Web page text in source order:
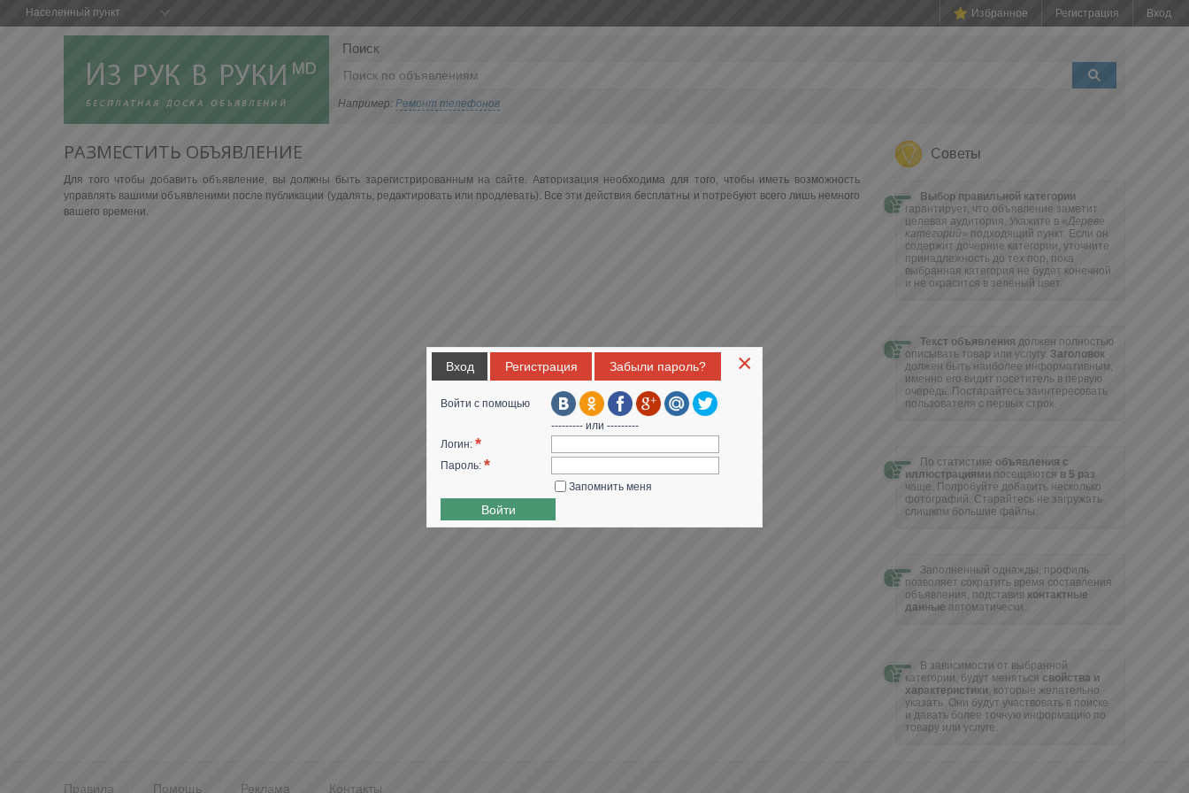
Поиск
Например: Ремонт телефонов
РАЗМЕСТИТЬ ОБЪЯВЛЕНИЕ
Для того чтобы добавить объявление, вы должны быть зарегистрированным на сайте. Авторизация необходима для того, чтобы иметь возможность
управлять вашими объявленими после публикации (удалять, редактировать или продлевать). Все эти действия бесплатны и потребуют всего лишь немного
вашего времени.
Советы
Выбор правильной категории
гарантирует, что объявление заметит
целевая аудитория. Укажите в «Дереве
категорий» подходящий пункт. Если он
содержит дочерние категории, уточните
принадлежность до тех пор, пока
выбранная категория не будет конечной
и не окрасится в зелёный цвет.
Текст объявления должен полностью
описывать товар или услугу. Заголовок
должен быть наиболее информативным,
именно его видит посетитель в первую
очередь. Постарайтесь заинтересовать
пользователя с первых строк.
По статистике объявления с
иллюстрациями посещаются в 5 раз
чаще. Попробуйте добавить несколько
фотографий. Cтарайтесь не загружать
слишком большие файлы.
Заполненный однажды, профиль
позволяет сократить время составления
объявления, подставив контактные
данные автоматически.
В зависимости от выбранной
категории, будут меняться свойства и
характеристики, которые желательно
указать. Они будут участвовать в поиске
и давать более точную информацию по
товару или услуге.
Правила Помощь Реклама Контакты
Населенный пункт Избранное Регистрация Вход
×
Вход Регистрация Забыли пароль?
Войти с помощью
--------- или ---------
Логин: *
Пароль: *
Запомнить меня